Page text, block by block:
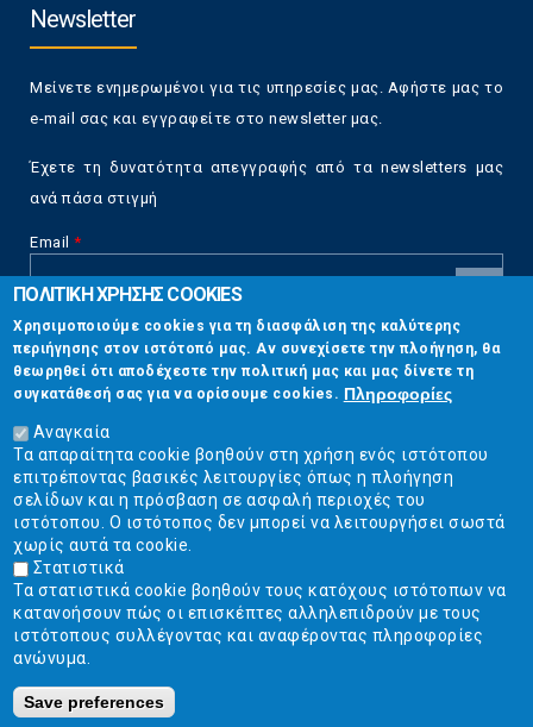
Newsletter
Μείνετε ενημερωμένοι για τις υπηρεσίες μας. Αφήστε μας το
e-mail σας και εγγραφείτε στο newsletter μας.
Έχετε τη δυνατότητα απεγγραφής από τα newsletters μας
ανά πάσα στιγμή
Email *
CAPTCHA
This
question is
for testing
whether or
not you are a
human visitor
and to
prevent
automated
spam
submissions.
5+2
Επικοινωνία
Στουρνάρη 17, Αθήνα 10683
2103304444
info@ekpizo.gr
www.ekpizo.gr
Δευ - Πεμ:10:00 πμ - 2:00 μμ
Σάβ - Κυρ: Κλειστά
ΠΟΛΙΤΙΚΗ ΧΡΗΣΗΣ COOKIES
Χρησιμοποιούμε cookies για τη διασφάλιση της καλύτερης
περιήγησης στον ιστότοπό μας. Αν συνεχίσετε την πλοήγηση, θα
θεωρηθεί ότι αποδέχεστε την πολιτική μας και μας δίνετε τη
συγκατάθεσή σας για να ορίσουμε cookies. Πληροφορίες
Αναγκαία
Τα απαραίτητα cookie βοηθούν στη χρήση ενός ιστότοπου
επιτρέποντας βασικές λειτουργίες όπως η πλοήγηση
σελίδων και η πρόσβαση σε ασφαλή περιοχές του
ιστότοπου. Ο ιστότοπος δεν μπορεί να λειτουργήσει σωστά
χωρίς αυτά τα cookie.
Στατιστικά
Τα στατιστικά cookie βοηθούν τους κατόχους ιστότοπων να
κατανοήσουν πώς οι επισκέπτες αλληλεπιδρούν με τους
ιστότοπους συλλέγοντας και αναφέροντας πληροφορίες
ανώνυμα.
Save preferences